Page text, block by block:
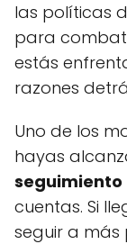
las políticas
para
estás
razones
Uno de los
hayas
seguimiento
cuentas. Si
seguir a más